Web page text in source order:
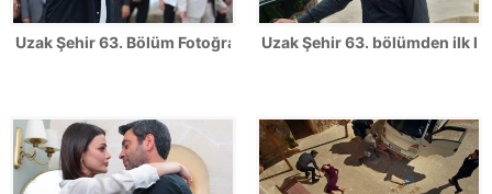
Uzak Şehir 63. Bölüm Fotoğrafları - SEZON FİNALİ
Uzak Şehir 63. bölümden ilk